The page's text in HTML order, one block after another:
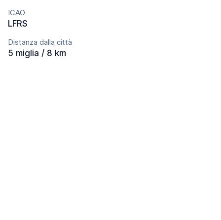
ICAO
LFRS
Distanza dalla città
5 miglia / 8 km